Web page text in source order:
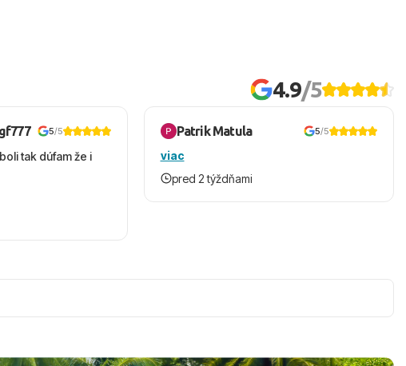
4.9/5
5/5
tak dúfam že i
Patrik Matula 5/5
viac
pred 2 týždňami